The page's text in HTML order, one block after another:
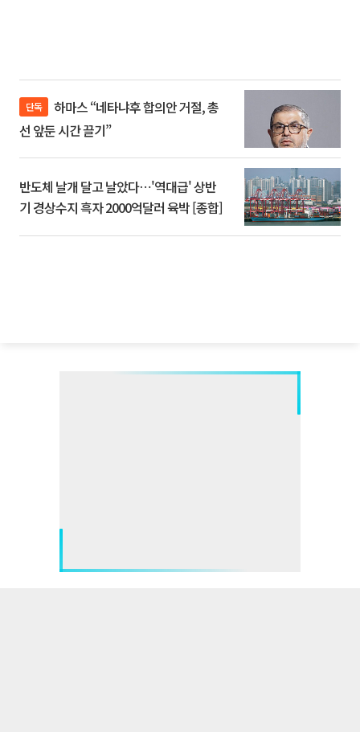
단독
선 앞둔 시간 끌기”
반도체 날개 달고 날았다⋯'역대급' 상반
기 경상수지 흑자 2000억달러 육박 [종합]